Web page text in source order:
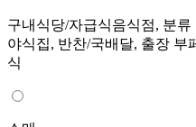
구내식당/자급식음식점, 분
야식집, 반찬/국배달, 출장 부
식